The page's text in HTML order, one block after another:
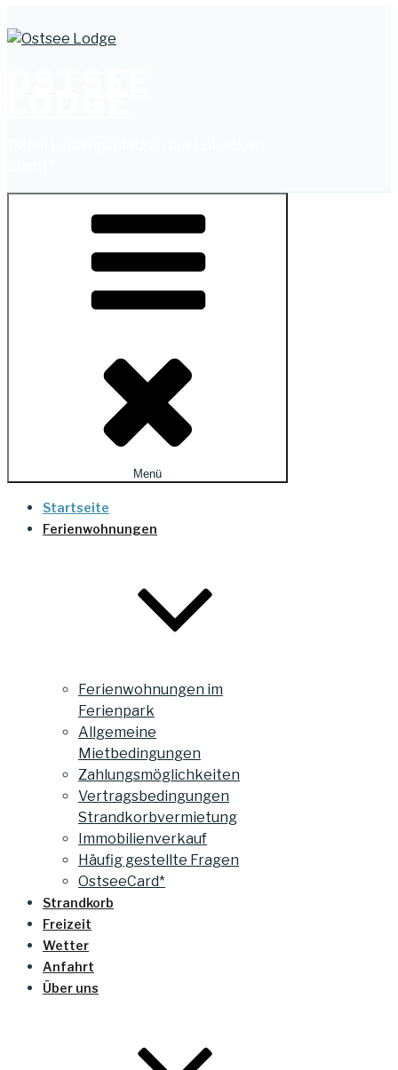
Menü
Startseite
Ferienwohnungen
Ferienwohnungen im
Ferienpark
Allgemeine
Mietbedingungen
Zahlungsmöglichkeiten
Vertragsbedingungen
Strandkorbvermietung
Immobilienverkauf
Häufig gestellte Fragen
OstseeCard*
Strandkorb
Freizeit
Wetter
Anfahrt
Über uns